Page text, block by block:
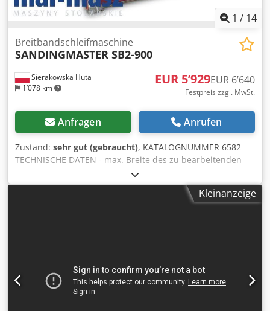
können sich bei größeren Kursschwankungen ändern)
1 / 14
Sierakowska Huta
1’078 km
Breitbandschleifmaschine
SANDINGMASTER SB2-900
EUR 5’929EUR 6’640
Festpreis zzgl. MwSt.
Anfragen Anrufen
Zustand: sehr gut (gebraucht), KATALOGNUMMER 6582
TECHNISCHE DATEN - max. Breite des zu bearbeitenden
Werkstücks 920 mm - max. Höhe des zu bearbeitenden
Werkstücks 150 mm 2 Aggregate: 1) Gummizylinder mit
Rillen zum Kalibrieren, 11 kW 2) Gummizylinder mit Rillen
Tischhubvorrichtung - Stufenlose
Vorschubgeschwindigkeitseinstellung - Betriebsdruck 8-10
bar - Pneumatische Bremse - Durchmesser des
Kleinanzeige